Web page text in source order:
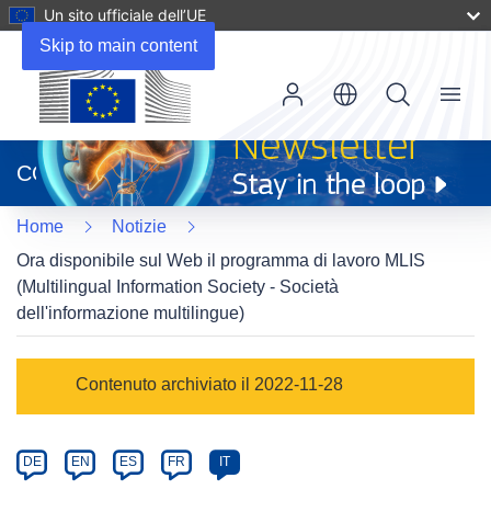
Skip to main content
Un sito ufficiale dell’UE
apre
in
una
nuova
finestra)
CORDIS
Menu
Home
Notizie
Ora disponibile sul Web il programma di lavoro MLIS
(Multilingual Information Society - Società
dell'informazione multilingue)
Category
Contenuto archiviato il 2022-11-28
Article
available
DE EN ES FR IT